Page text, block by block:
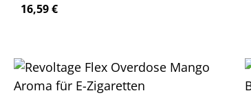
Regulärer Preis:
16,59 €